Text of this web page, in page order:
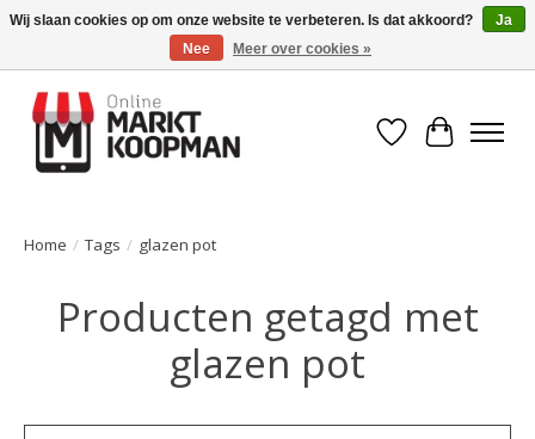
Voor 15:00 besteld, morgen in huis!
Verlanglijst
Home / Tags / glazen pot
Producten getagd met
glazen pot
Wij slaan cookies op om onze website te verbeteren. Is dat akkoord?
Ja
Nee
Meer over cookies »